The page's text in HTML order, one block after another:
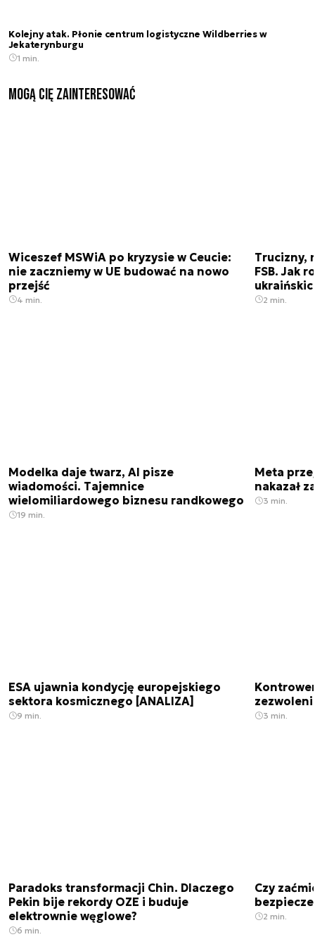
Kolejny atak. Płonie centrum logistyczne Wildberries w
Jekaterynburgu
1 min.
Mogą Cię zainteresować
Wiceszef MSWiA po kryzysie w Ceucie:
nie zaczniemy w UE budować na nowo
przejść
4 min.
Trucizny,
FSB. Jak
2 min.
Modelka daje twarz, AI pisze
wiadomości. Tajemnice
wielomiliardowego biznesu randkowego
19 min.
Meta
nakazał
3 min.
ESA ujawnia kondycję europejskiego
sektora kosmicznego [ANALIZA]
9 min. 3 min.
Paradoks transformacji Chin. Dlaczego
Pekin bije rekordy OZE i buduje
elektrownie węglowe?
6 min.
Czy
2 min.